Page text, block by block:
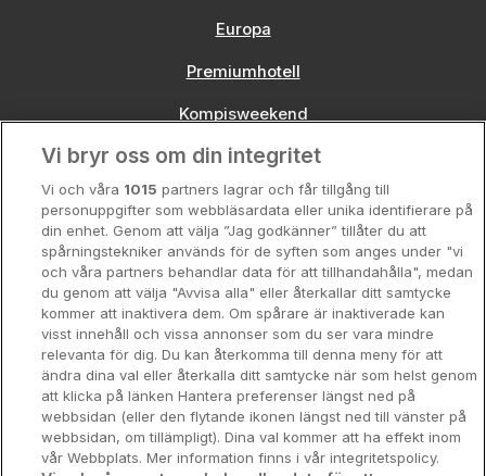
Europa
Premiumhotell
Kompisweekend
Storstadsweekend
Hotellrum under 995 kr
Spahotell
Sydsverige
Om Hotellpremien
Nya hotell
Stadsweekend
Vi bryr oss om din integritet
Vi och våra 1015 partners lagrar och får tillgång till
personuppgifter som webbläsardata eller unika identifierare på
din enhet. Genom att välja ”Jag godkänner” tillåter du att
spårningstekniker används för de syften som anges under "vi
och våra partners behandlar data för att tillhandahålla", medan
du genom att välja "Avvisa alla" eller återkallar ditt samtycke
kommer att inaktivera dem. Om spårare är inaktiverade kan
visst innehåll och vissa annonser som du ser vara mindre
relevanta för dig. Du kan återkomma till denna meny för att
ändra dina val eller återkalla ditt samtycke när som helst genom
att klicka på länken Hantera preferenser längst ned på
webbsidan (eller den flytande ikonen längst ned till vänster på
webbsidan, om tillämpligt). Dina val kommer att ha effekt inom
vår Webbplats. Mer information finns i vår integritetspolicy.